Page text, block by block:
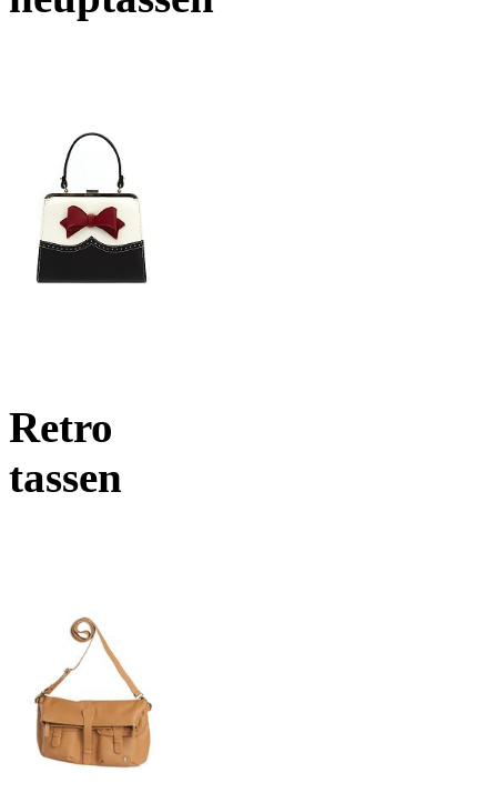
Retro
tassen